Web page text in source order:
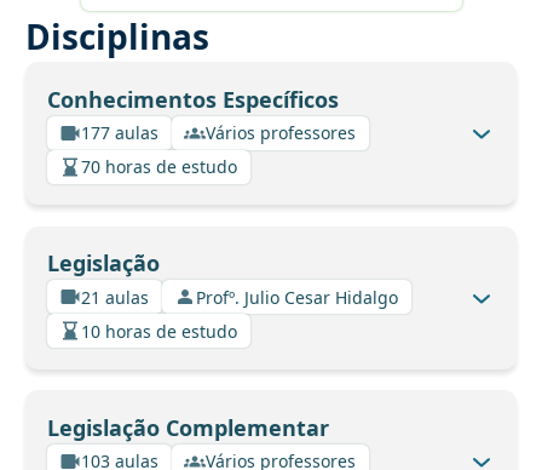
Disciplinas
Conhecimentos Específicos
177 aulas
Vários professores
70 horas de estudo
Legislação
21 aulas
Profº. Julio Cesar Hidalgo
10 horas de estudo
Legislação Complementar
103 aulas
Vários professores